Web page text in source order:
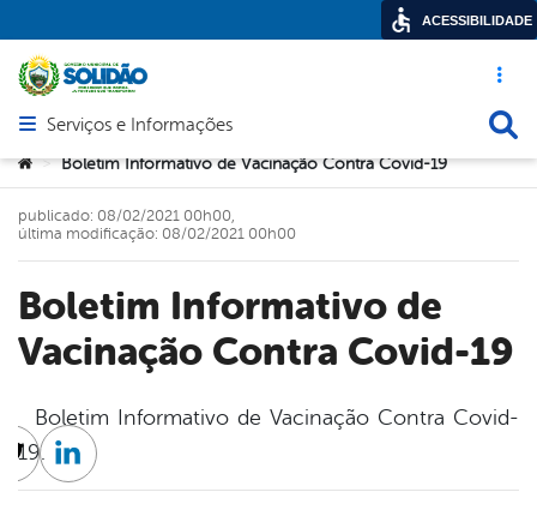
Acesso
Abrir menu principal de navegação
Serviços e Informações
Você está aqui:
> Boletim Informativo de Vacinação Contra Covid-19
Boletim Informativo de
Vacinação Contra Covid-19
publicado: 08/02/2021 00h00,
última modificação: 08/02/2021 00h00
Boletim Informativo de Vacinação Contra Covid-
19.
Twitter
Linkedin
ACESSIBILIDADE